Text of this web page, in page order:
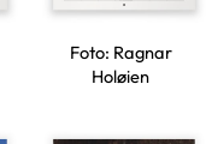
Foto: Ragnar
Holøien